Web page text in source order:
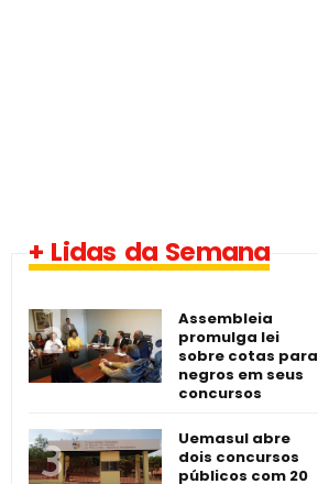
+ Lidas da Semana
-­ Imperatriz/MA
Assembleia
promulga lei
sobre cotas para
negros em seus
concursos
Uemasul abre
dois concursos
públicos com 20